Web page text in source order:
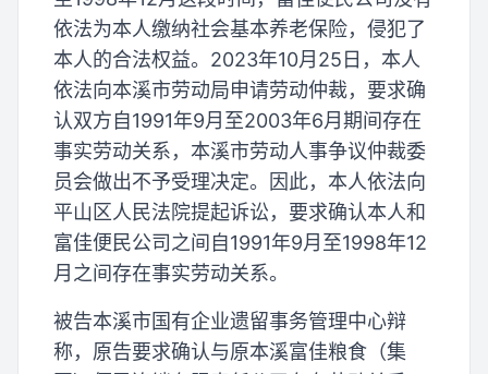
依法为本人缴纳社会基本养老保险，侵犯了
本人的合法权益。2023年10月25日，本人
依法向本溪市劳动局申请劳动仲裁，要求确
认双方自1991年9月至2003年6月期间存在
事实劳动关系，本溪市劳动人事争议仲裁委
员会做出不予受理决定。因此，本人依法向
平山区人民法院提起诉讼，要求确认本人和
富佳便民公司之间自1991年9月至1998年12
月之间存在事实劳动关系。
被告本溪市国有企业遗留事务管理中心辩
称，原告要求确认与原本溪富佳粮食（集